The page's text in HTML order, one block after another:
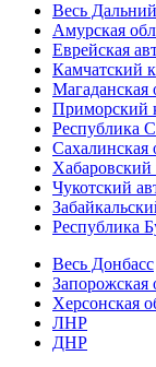
Весь
Амурская
Еврейская
Камчатский
Магаданская
Приморский
Республика
Сахалинская
Хабаровский
Чукотский
Республика
Весь Донбасс
Запорожская
Херсонская
ЛНР
ДНР